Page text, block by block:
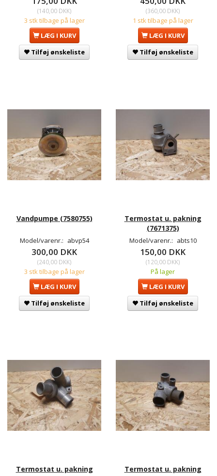
(140,00 DKK)
3 stk tilbage på lager
LÆG I KURV
Tilføj ønskeliste
(360,00 DKK)
1 stk tilbage på lager
LÆG I KURV
Tilføj ønskeliste
Vandpumpe (7580755)
Model/varenr.: abvp54
300,00 DKK
(240,00 DKK)
3 stk tilbage på lager
LÆG I KURV
Tilføj ønskeliste
Termostat u. pakning
(7671375)
Model/varenr.: abts10
150,00 DKK
(120,00 DKK)
På lager
LÆG I KURV
Tilføj ønskeliste
Termostat u. pakning
Termostat u. pakning